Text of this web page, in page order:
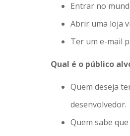
Entrar no
Abrir uma loja
Ter um e-mail
Qual é o público
Quem deseja
desenvolvedor.
Quem sabe